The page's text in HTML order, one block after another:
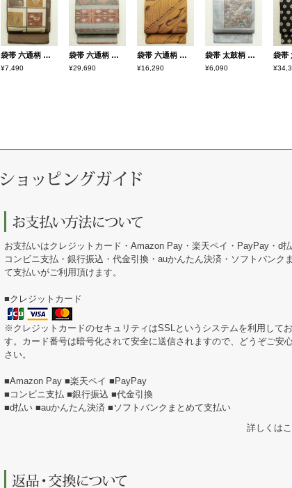
袋帯 六通柄 一般用 正絹 幾何学柄・抽象柄 帯 茶
¥7,490
袋帯 六通柄 美品 一般用 正絹 縞柄・線柄 帯 緑・うぐいす色
¥29,690
袋帯 六通柄 美品 一般用 正絹 幾何学柄・抽象柄 帯 黄・黄土色
¥16,290
袋帯 太鼓柄 一般用 正絹 木の葉・植物柄 箔 刺繍 グレー
¥6,090
お支払いはクレジットカード・Amazon Pay・楽天ペイ・PayPay・d払
コンビニ支払・銀行振込・代金引換・auかんたん決済・ソフトバンク
て支払いがご利用頂けます。
■クレジットカード
※クレジットカードのセキュリティはSSLというシステムを利用して
す。カード番号は暗号化されて安全に送信されますので、どうぞご安
さい。
■Amazon Pay ■楽天ペイ ■PayPay
■コンビニ支払 ■銀行振込 ■代金引換
■d払い ■auかんたん決済 ■ソフトバンクまとめて支払い
詳しくは